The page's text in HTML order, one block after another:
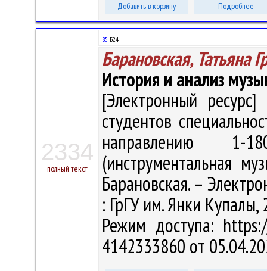
Добавить в корзину Подробнее
2334
полный текст
85 Б24
Барановская, Татьяна
История и анализ
[Электронный
студентов
направлению 1-
(инструментальная
Барановская. –
: ГрГУ им. Янки Купалы,
Режим доступа:
4142333860 от